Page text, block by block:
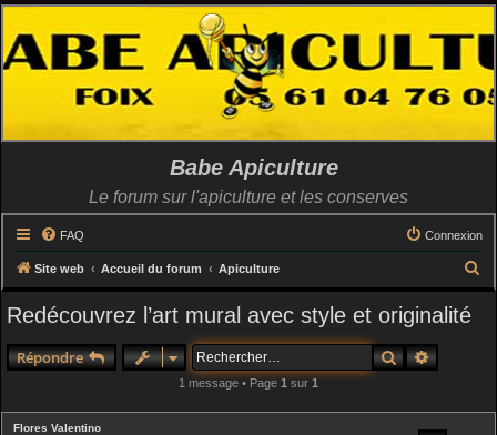
Babe Apiculture
Le forum sur l'apiculture et les conserves
FAQ Connexion
Site web Accueil du forum Apiculture
e
Redécouvrez l’art mural avec style et originalité
Répondre Rechercher
1 message • Page 1 sur 1
Flores Valentino